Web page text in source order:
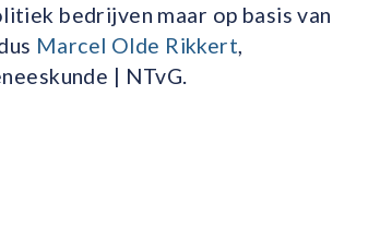
bedrijven maar op basis van
Marcel Olde Rikkert,
| NTvG.